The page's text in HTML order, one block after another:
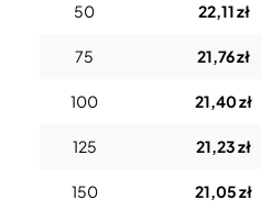
50 22,11 zł
75 21,76 zł
100 21,40 zł
125 21,23 zł
150 21,05 zł